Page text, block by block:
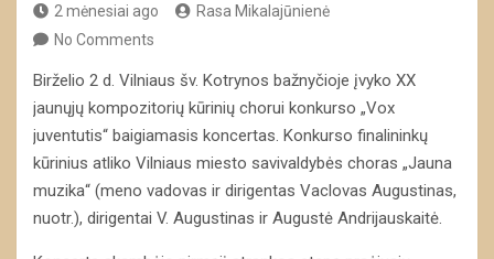
2 mėnesiai ago
Rasa Mikalajūnienė
No Comments
Birželio 2 d. Vilniaus šv. Kotrynos bažnyčioje įvyko XX
jaunųjų kompozitorių kūrinių chorui konkurso „Vox
juventutis“ baigiamasis koncertas. Konkurso finalininkų
kūrinius atliko Vilniaus miesto savivaldybės choras „Jauna
muzika“ (meno vadovas ir dirigentas Vaclovas Augustinas,
nuotr.), dirigentai V. Augustinas ir Augustė Andrijauskaitė.